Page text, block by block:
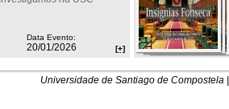
Data Evento:
20/01/2026 [+]
Universidade de Santiago de